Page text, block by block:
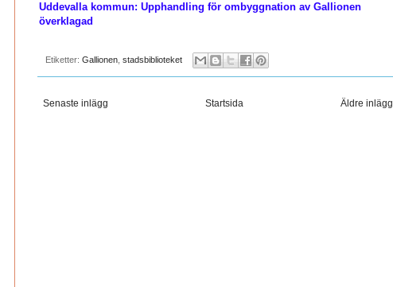
Uddevalla kommun: Upphandling för ombyggnation av Gallionen
överklagad
Etiketter: Gallionen stadsbiblioteket
Senaste inlägg Äldre inlägg
Startsida